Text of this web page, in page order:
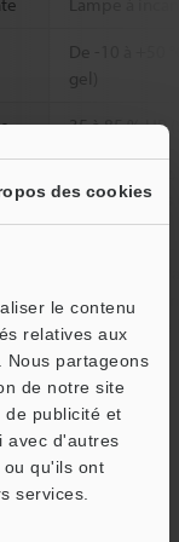
des cookies
le contenu
relatives aux
Nous partageons
de notre site
de publicité et
avec d'autres
qu'ils ont
services.
De -10 à +50
gel)
35 à 85 % HR
mm, 2 heures
X, Y et Z
inoxydable,
Environ 75 g
1,
relatif aux